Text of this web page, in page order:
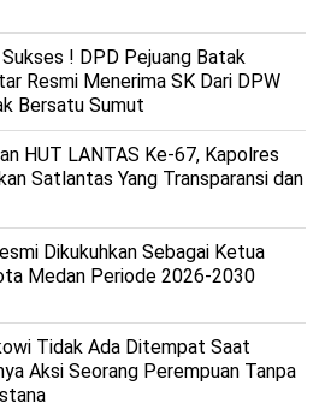
! DPD Pejuang Batak
Resmi Menerima SK Dari DPW
Bersatu Sumut
HUT LANTAS Ke-67, Kapolres
Satlantas Yang Transparansi dan
Dikukuhkan Sebagai Ketua
Medan Periode 2026-2030
Tidak Ada Ditempat Saat
Aksi Seorang Perempuan Tanpa